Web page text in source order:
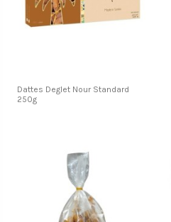
Dattes Deglet Nour Standard
250g